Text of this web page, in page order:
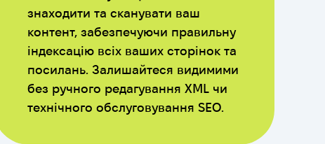
знаходити та сканувати ваш
контент, забезпечуючи правильну
індексацію всіх ваших сторінок та
посилань. Залишайтеся видимими
без ручного редагування XML чи
технічного обслуговування SEO.